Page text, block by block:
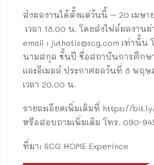
ส่งผลงานได้ตั้งแต่วันนี้ – 20 เมษา
เวลา 18.00 น. โดยส่งไฟล์ผลงาน
email : juthatis@scg.com เท่านั้น
นามสกุล ชั้นปี ชื่อสถาบันการศึกษ
และอีเมลล์ ประกาศผลวันที่ 8 พฤษ
เวลา 20.00 น.
รายละเอียดเพิ่มเติมที่ https://
หรือสอบถามเพิ่มเติม โทร. 090-
ที่มา: SCG HOME Experince